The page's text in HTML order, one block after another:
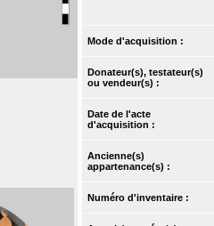
Mode d'acquisition :
Donateur(s), testateur(s)
ou vendeur(s) :
Date de l'acte
d'acquisition :
Ancienne(s)
appartenance(s) :
Numéro d'inventaire :